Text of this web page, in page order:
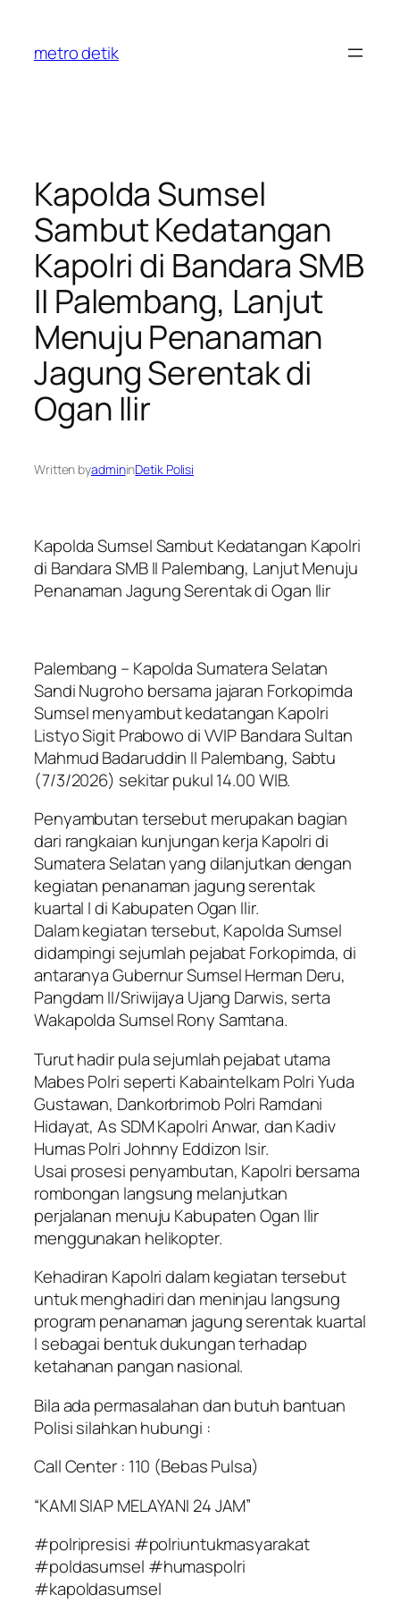
content
metro detik
Kapolda Sumsel
Sambut Kedatangan
Kapolri di Bandara SMB
II Palembang, Lanjut
Menuju Penanaman
Jagung Serentak di
Ogan Ilir
Written byadmininDetik Polisi
Kapolda Sumsel Sambut Kedatangan Kapolri
di Bandara SMB II Palembang, Lanjut Menuju
Penanaman Jagung Serentak di Ogan Ilir
Palembang – Kapolda Sumatera Selatan
Sandi Nugroho bersama jajaran Forkopimda
Sumsel menyambut kedatangan Kapolri
Listyo Sigit Prabowo di VVIP Bandara Sultan
Mahmud Badaruddin II Palembang, Sabtu
(7/3/2026) sekitar pukul 14.00 WIB.
Penyambutan tersebut merupakan bagian
dari rangkaian kunjungan kerja Kapolri di
Sumatera Selatan yang dilanjutkan dengan
kegiatan penanaman jagung serentak
kuartal I di Kabupaten Ogan Ilir.
Dalam kegiatan tersebut, Kapolda Sumsel
didampingi sejumlah pejabat Forkopimda, di
antaranya Gubernur Sumsel Herman Deru,
Pangdam II/Sriwijaya Ujang Darwis, serta
Wakapolda Sumsel Rony Samtana.
Turut hadir pula sejumlah pejabat utama
Mabes Polri seperti Kabaintelkam Polri Yuda
Gustawan, Dankorbrimob Polri Ramdani
Hidayat, As SDM Kapolri Anwar, dan Kadiv
Humas Polri Johnny Eddizon Isir.
Usai prosesi penyambutan, Kapolri bersama
rombongan langsung melanjutkan
perjalanan menuju Kabupaten Ogan Ilir
menggunakan helikopter.
Kehadiran Kapolri dalam kegiatan tersebut
untuk menghadiri dan meninjau langsung
program penanaman jagung serentak kuartal
I sebagai bentuk dukungan terhadap
ketahanan pangan nasional.
Bila ada permasalahan dan butuh bantuan
Polisi silahkan hubungi :
Call Center : 110 (Bebas Pulsa)
“KAMI SIAP MELAYANI 24 JAM”
#polripresisi #polriuntukmasyarakat
#poldasumsel #humaspolri
#kapoldasumsel